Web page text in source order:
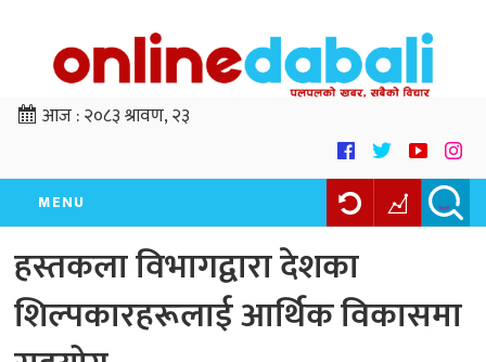
आज :२०८३ श्रावण, २३
MENU
हस्तकला विभागद्वारा देशका
शिल्पकारहरूलाई आर्थिक विकासमा